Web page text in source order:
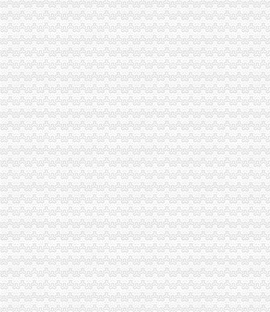
奉节局四个“进一步”重庆税务注销措施化微企扶持资金管理
潼南局重庆分公司注销房地产广告专项整工作显成效
南川区向微型企业发布诚信经营倡议书
渝中局在解放碑商圈推行 “十五天退换货制”重庆公司注销受到好评
璧山局“三化”重庆营业执照注销全力营造食品安全健康消费环境
长寿区知名商标认定和保护办法出台
涪陵区开展保护注册商标专用权宣周活动
市重庆税务注销局电子商务监管工作在全国工商系统市场网络监管工作会上作
全市劳动模范、重庆分公司注销先进人物纳入微型企业创业扶持对象
全系统严查七类案件促进“两翼”重庆公司注销农户万元增收
《到群众中去——重庆市工商系统“三进三同”重庆代办公司活动纪实》摄影集编
市局召开“保护注册商标专用权”重庆代办公司新闻发布会
渝北局重庆分公司注销四举措加大游走字幕广告集中整
南岸局重庆税务注销迅速开展辖区电影院食品包装检查
江津局重庆税务注销四项措施全面提升登记和监管工作质量
永川局重庆分公司注销把握四点开展商标宣周活动
一季度全市重庆税务注销市场中介组织发展开局良好
波局重庆分公司注销长对非公经济建工作提出六点要求
市重庆税务注销局机关成功召开妇女代表会议
市重庆分公司注销局采取五项措施积推进公职律师试点工作
市重庆营业执照注销局机关委被市委组织部名为全市批基层建示范点
合川局查获一价值15万余元的重庆税务注销涉嫌销售无中文标签进口葡萄酒案件
大渡口局重庆税务注销九庙工商所查处一起销售傍知名品牌服装案
市重庆代办公司局采取五项措施积推进公职律师试点工作
市局机关召开“五·四”重庆分公司注销表彰大会